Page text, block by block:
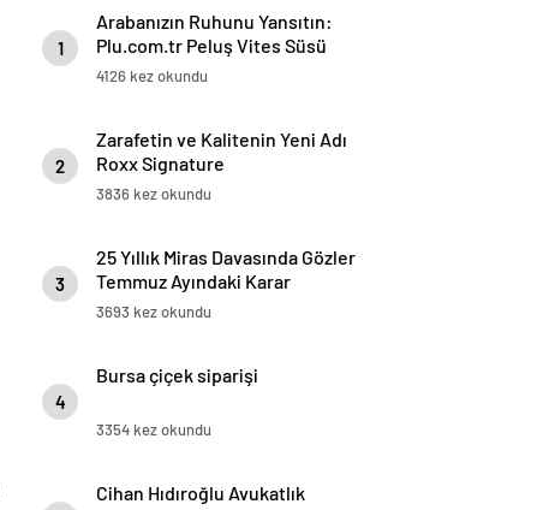
1
Arabanızın Ruhunu Yansıtın:
Plu.com.tr Peluş Vites Süsü
Modelleri
4126 kez okundu
2
Zarafetin ve Kalitenin Yeni Adı
Roxx Signature
3836 kez okundu
3
25 Yıllık Miras Davasında Gözler
Temmuz Ayındaki Karar
Duruşmasına Çevrildi
3693 kez okundu
4
Bursa çiçek siparişi
3354 kez okundu
Cihan Hıdıroğlu Avukatlık